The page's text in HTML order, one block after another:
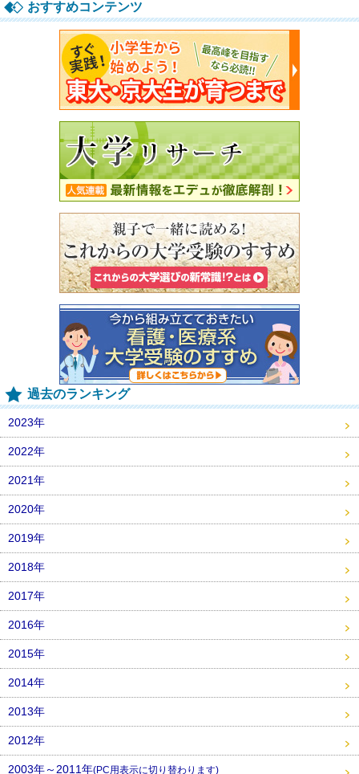
おすすめコンテンツ
過去のランキング
2023年
2022年
2021年
2020年
2019年
2018年
2017年
2016年
2015年
2014年
2013年
2012年
2003年～2011年(PC用表示に切り替わります)